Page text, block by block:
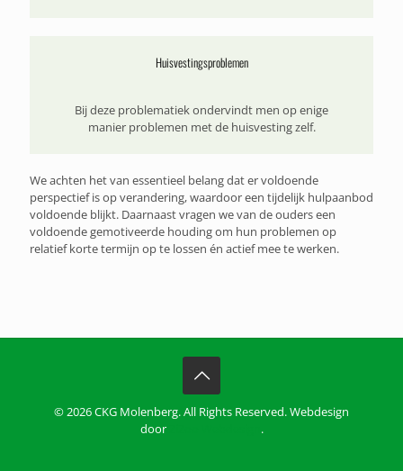
Huisvestingsproblemen
Bij deze problematiek ondervindt men op enige
manier problemen met de huisvesting zelf.
We achten het van essentieel belang dat er voldoende
perspectief is op verandering, waardoor een tijdelijk hulpaanbod
voldoende blijkt. Daarnaast vragen we van de ouders een
voldoende gemotiveerde houding om hun problemen op
relatief korte termijn op te lossen én actief mee te werken.
© 2026 CKG Molenberg. All Rights Reserved. Webdesign
door
.